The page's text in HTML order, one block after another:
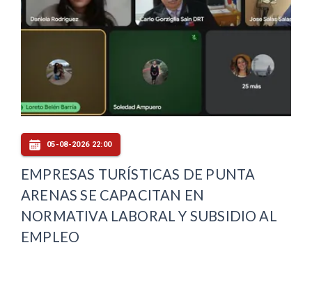
05-08-2026 22:00
EMPRESAS TURÍSTICAS DE PUNTA
ARENAS SE CAPACITAN EN
NORMATIVA LABORAL Y SUBSIDIO AL
EMPLEO